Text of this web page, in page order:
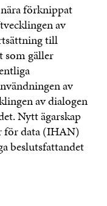
förknippat
av
till
som gäller
av
av dialogen
Nytt ägarskap
för data (IHAN)
beslutsfattandet